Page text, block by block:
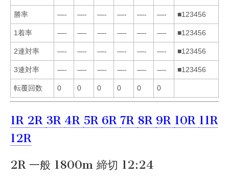
勝率 —- —- —- —- —- —- ■123456
1着率 —- —- —- —- —- —- ■123456
2連対率 —- —- —- —- —- —- ■123456
3連対率 —- —- —- —- —- —- ■123456
転覆回数 0 0 0 0 0 0
1R 2R 3R 4R 5R 6R 7R 8R 9R 10R 11R
12R
2R 一般 1800m 締切 12:24